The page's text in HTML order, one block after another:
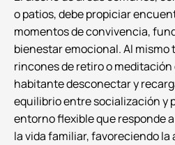
o patios, debe propiciar
momentos de convivencia,
bienestar emocional. Al mismo
rincones de retiro o
habitante desconectar y
equilibrio entre socialización y
entorno flexible que responde
la vida familiar, favoreciendo la